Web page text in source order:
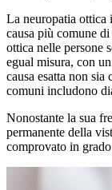
La neuropatia ottica
causa più comune
ottica nelle persone
egual misura, con
causa esatta non
comuni includono
Nonostante la sua
permanente della
comprovato in